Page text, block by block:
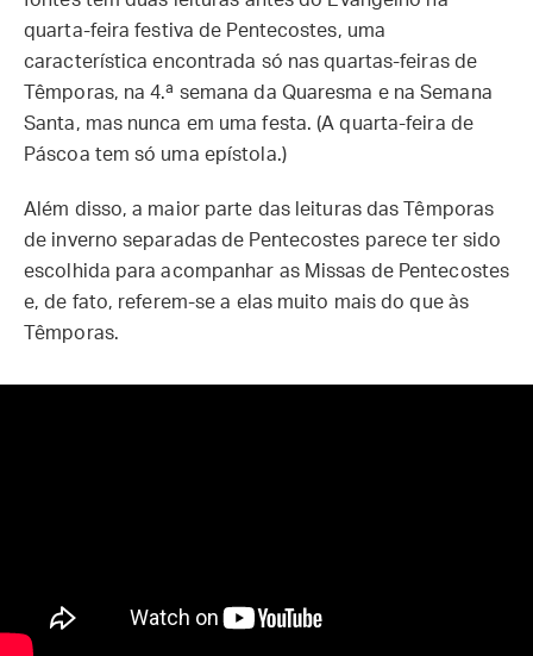
quarta-feira festiva de Pentecostes, uma
característica encontrada só nas quartas-feiras de
Têmporas, na 4.ª semana da Quaresma e na Semana
Santa, mas nunca em uma festa. (A quarta-feira de
Páscoa tem só uma epístola.)
Além disso, a maior parte das leituras das Têmporas
de inverno separadas de Pentecostes parece ter sido
escolhida para acompanhar as Missas de Pentecostes
e, de fato, referem-se a elas muito mais do que às
Têmporas.